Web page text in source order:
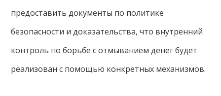
предоставить документы по политике
безопасности и доказательства, что внутренний
контроль по борьбе с отмыванием денег будет
реализован с помощью конкретных механизмов.